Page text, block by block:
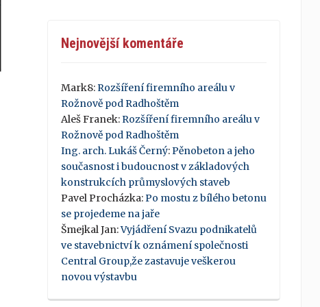
Nejnovější komentáře
Mark8:Rozšíření firemního areálu v
Rožnově pod Radhoštěm
Aleš Franek:Rozšíření firemního areálu v
Rožnově pod Radhoštěm
Ing. arch. Lukáš Černý:Pěnobeton a jeho
současnost i budoucnost v základových
konstrukcích průmyslových staveb
Pavel Procházka:Po mostu z bílého betonu
se projedeme na jaře
Šmejkal Jan:Vyjádření Svazu podnikatelů
ve stavebnictví k oznámení společnosti
Central Group,že zastavuje veškerou
novou výstavbu